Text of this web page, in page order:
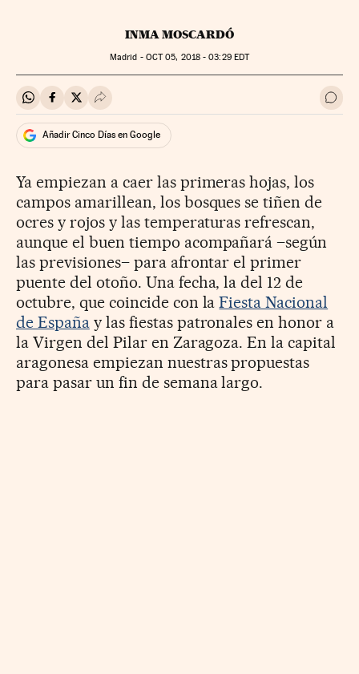
INMA MOSCARDÓ
Madrid - OCT05, 2018 - 03:29EDT
Compartir en Whatsapp
Compartir en Facebook
Compartir en Twitter
Desplegar Redes Sociales Ir a
Añadir Cinco Días en Google
Ya empiezan a caer las prime­ras hojas, los
campos amari­llean, los bosques se tiñen de
ocres y rojos y las temperaturas refrescan,
aunque el buen tiempo acompañará –se­gún
las previsiones– para afrontar el primer
puente del otoño. Una fecha, la del 12 de
octubre, que coincide con laFiesta Nacional
de Españay las fiestas patronales en honor a
la Virgen del Pilar en Zaragoza. En la capital
aragonesa empiezan nuestras propuestas
para pasar un fin de semana largo.